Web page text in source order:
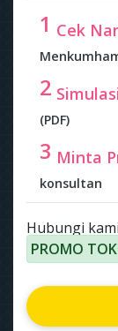
1 Cek
2
(PDF)
3 Minta
konsultan
Hubungi
PROMO